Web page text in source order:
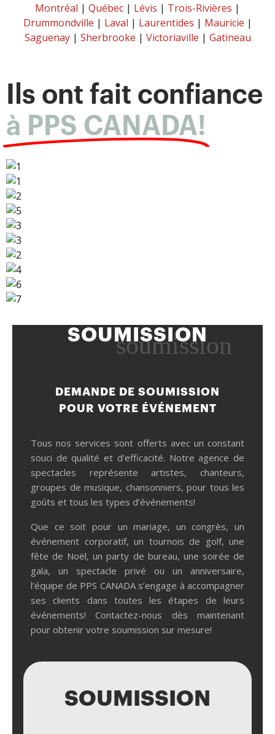
Montréal | Québec | Lévis | Trois-Rivières |
Drummondville | Laval | Laurentides | Mauricie |
Saguenay| Sherbrooke | Victoriaville | Gatineau
Ils ont fait confiance
à PPS CANADA!
SOUMISSION
soumission
DEMANDE DE SOUMISSION
POUR VOTRE ÉVÉNEMENT
Tous nos services sont offerts avec un constant
souci de qualité et d’efficacité. Notre agence de
spectacles représente artistes, chanteurs,
groupes de musique, chansonniers, pour tous les
goûts et tous les types d’événements!
Que ce soit pour un mariage, un congrès, un
événement corporatif, un tournois de golf, une
fête de Noël, un party de bureau, une soirée de
gala, un spectacle privé ou un anniversaire,
l’équipe de PPS CANADA s’engage à accompagner
ses clients dans toutes les étapes de leurs
événements! Contactez-nous dès maintenant
pour obtenir votre soumission sur mesure!
SOUMISSION